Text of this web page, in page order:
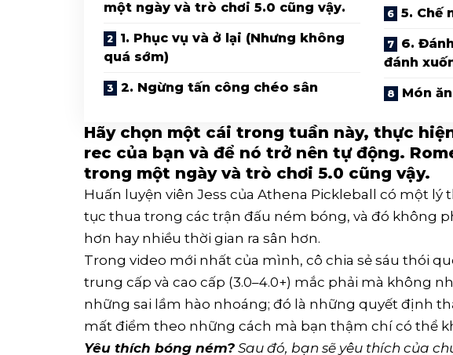
một ngày và trò chơi 5.0 cũng vậy.
1. Phục vụ và ở lại (Nhưng không
quá sớm)
2. Ngừng tấn công chéo sân
5. Chế
6.
đánh
Món
Hãy chọn một cái trong tuần này, thực
rec của bạn và để nó trở nên tự động.
trong một ngày và trò chơi 5.0 cũng vậy.
Huấn luyện viên Jess của Athena Pickleball có một lý
tục thua trong các trận đấu ném bóng, và đó không
hơn hay nhiều thời gian ra sân hơn.
Trong video mới nhất của mình, cô chia sẻ sáu thói
trung cấp và cao cấp (3.0–4.0+) mắc phải mà không
những sai lầm hào nhoáng; đó là những quyết định
mất điểm theo những cách mà bạn thậm chí có thể
Yêu thích bóng ném? Sau đó, bạn sẽ yêu thích của